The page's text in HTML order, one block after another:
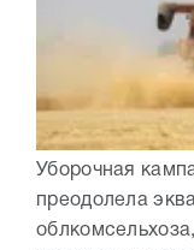
Уборочная
преодолела